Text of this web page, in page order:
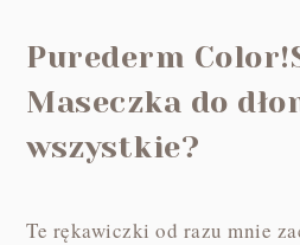
Purederm
Maseczka do
wszystkie?
Te rękawiczki od razu mnie